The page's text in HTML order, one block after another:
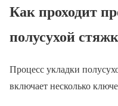
Как проходит
полусухой
Процесс укладки
включает несколько